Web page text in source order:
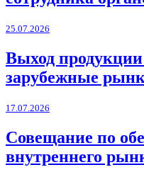
25.07.2026
Выход
зарубежные
17.07.2026
Совещание по
внутреннего